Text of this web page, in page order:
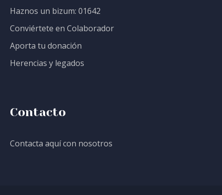
Haznos un bizum: 01642
Conviértete en Colaborador
Aporta tu donación
Herencias y legados
Contacto
Contacta aquí con nosotros